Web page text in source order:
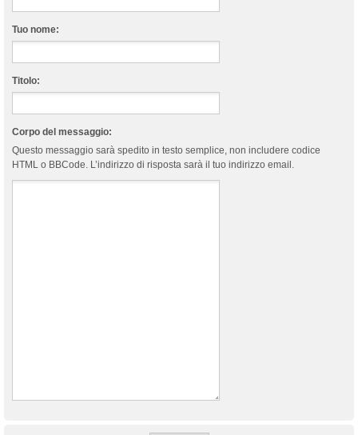
Tuo nome:
Titolo:
Corpo del messaggio:
Questo messaggio sarà spedito in testo semplice, non includere codice
HTML o BBCode. L’indirizzo di risposta sarà il tuo indirizzo email.